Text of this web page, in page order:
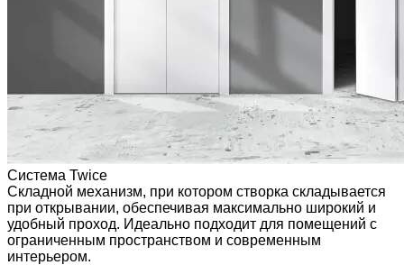
Система Twice
Складной механизм, при котором створка складывается
при открывании, обеспечивая максимально широкий и
удобный проход. Идеально подходит для помещений с
ограниченным пространством и современным
интерьером.